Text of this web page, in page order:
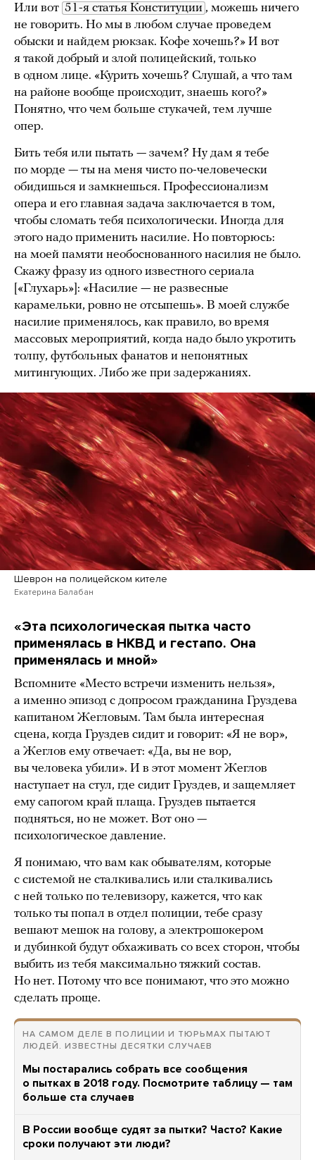
Или вот 51-я статья Конституции , можешь ничего
не говорить. Но мы в любом случае проведем
обыски и найдем рюкзак. Кофе хочешь?» И вот
я такой добрый и злой полицейский, только
в одном лице. «Курить хочешь? Слушай, а что там
на районе вообще происходит, знаешь кого?»
Понятно, что чем больше стукачей, тем лучше
опер.
Бить тебя или пытать — зачем? Ну дам я тебе
по морде — ты на меня чисто по-человечески
обидишься и замкнешься. Профессионализм
опера и его главная задача заключается в том,
чтобы сломать тебя психологически. Иногда для
этого надо применить насилие. Но повторюсь:
на моей памяти необоснованного насилия не было.
Скажу фразу из одного известного сериала
[«Глухарь»]: «Насилие — не развесные
карамельки, ровно не отсыпешь». В моей службе
насилие применялось, как правило, во время
массовых мероприятий, когда надо было укротить
толпу, футбольных фанатов и непонятных
митингующих. Либо же при задержаниях.
Шеврон на полицейском кителе
Екатерина Балабан
«Эта психологическая пытка часто
применялась в НКВД и гестапо. Она
применялась и мной»
Вспомните «Место встречи изменить нельзя»,
а именно эпизод с допросом гражданина Груздева
капитаном Жегловым. Там была интересная
сцена, когда Груздев сидит и говорит: «Я не вор»,
а Жеглов ему отвечает: «Да, вы не вор,
вы человека убили». И в этот момент Жеглов
наступает на стул, где сидит Груздев, и защемляет
ему сапогом край плаща. Груздев пытается
подняться, но не может. Вот оно —
психологическое давление.
Я понимаю, что вам как обывателям, которые
с системой не сталкивались или сталкивались
с ней только по телевизору, кажется, что как
только ты попал в отдел полиции, тебе сразу
вешают мешок на голову, а электрошокером
и дубинкой будут обхаживать со всех сторон, чтобы
выбить из тебя максимально тяжкий состав.
Но нет. Потому что все понимают, что это можно
сделать проще.
НА САМОМ ДЕЛЕ В ПОЛИЦИИ И ТЮРЬМАХ ПЫТАЮТ
ЛЮДЕЙ. ИЗВЕСТНЫ ДЕСЯТКИ СЛУЧАЕВ
Мы постарались собрать все сообщения
о пытках в 2018 году. Посмотрите таблицу — там
больше ста случаев
В России вообще судят за пытки? Часто? Какие
сроки получают эти люди?